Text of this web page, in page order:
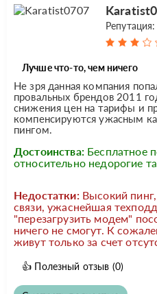
Репутация:
Лучше что-то, чем ничего
Не зря данная компания
провальных брендов 2011
снижения цен на тарифы и
компенсируются ужасным
пингом.
Достоинства: Бесплатное
относительно недорогие
Недостатки: Высокий
связи, ужаснейшая
"перезагрузить модем"
ничего не смогут. К
живут только за счет
👍 Полезный отзыв (0)